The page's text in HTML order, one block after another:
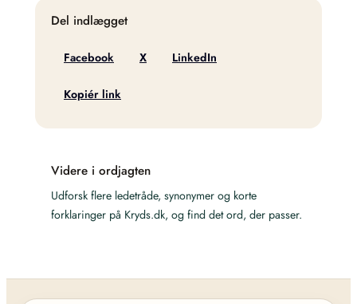
Del indlægget
Facebook X LinkedIn
Kopiér link
Videre i ordjagten
Udforsk flere ledetråde, synonymer og korte
forklaringer på Kryds.dk, og find det ord, der passer.